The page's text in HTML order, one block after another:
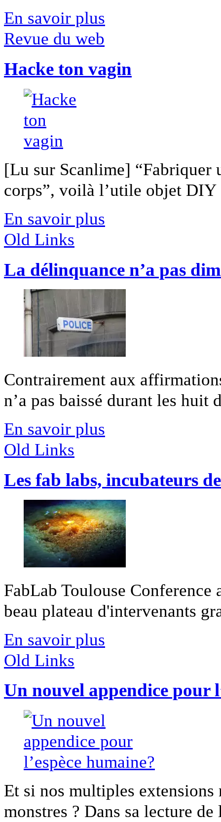
En savoir plus
Revue du web
Hacke ton vagin
[Lu sur Scanlime] “Fabriquer
corps”, voilà l’utile objet
En savoir plus
Old Links
La délinquance n’a pas
Contrairement aux
n’a pas baissé durant les huit
En savoir plus
Old Links
Les fab labs, incubateurs
FabLab Toulouse Conference
beau plateau d'intervenants
En savoir plus
Old Links
Un nouvel appendice pour
Et si nos multiples
monstres ? Dans sa lecture